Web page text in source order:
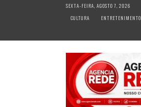
SEXTA-FEIRA, AGOSTO 7, 2026
CULTURA
ENTRETENIMENTO